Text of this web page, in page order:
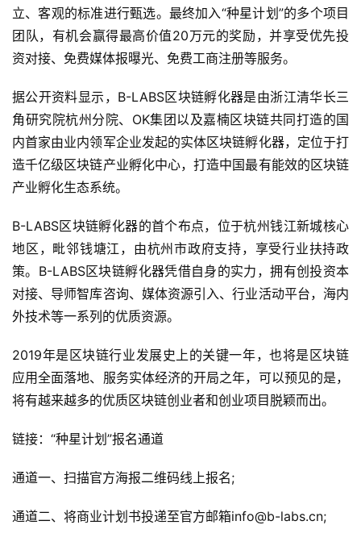
立、客观的标准进行甄选。最终加入“种星计划”的多个项目
团队，有机会赢得最高价值20万元的奖励，并享受优先投
资对接、免费媒体报曝光、免费工商注册等服务。
据公开资料显示，B-LABS区块链孵化器是由浙江清华长三
角研究院杭州分院、OK集团以及嘉楠区块链共同打造的国
内首家由业内领军企业发起的实体区块链孵化器，定位于打
造千亿级区块链产业孵化中心，打造中国最有能效的区块链
产业孵化生态系统。
B-LABS区块链孵化器的首个布点，位于杭州钱江新城核心
地区，毗邻钱塘江，由杭州市政府支持，享受行业扶持政
策。B-LABS区块链孵化器凭借自身的实力，拥有创投资本
对接、导师智库咨询、媒体资源引入、行业活动平台，海内
外技术等一系列的优质资源。
2019年是区块链行业发展史上的关键一年，也将是区块链
应用全面落地、服务实体经济的开局之年，可以预见的是，
将有越来越多的优质区块链创业者和创业项目脱颖而出。
链接：“种星计划”报名通道
通道一、扫描官方海报二维码线上报名;
通道二、将商业计划书投递至官方邮箱info@b-labs.cn;